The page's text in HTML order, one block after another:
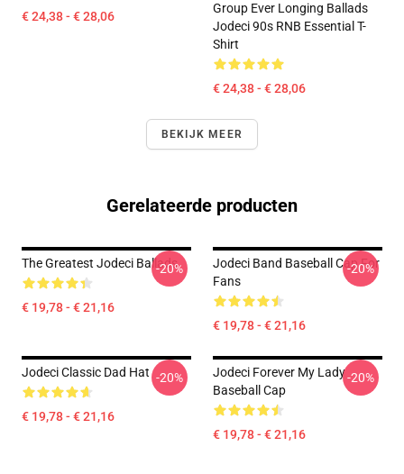
€ 24,38 - € 28,06
Group Ever Longing Ballads
Jodeci 90s RNB Essential T-
Shirt
€ 24,38 - € 28,06
BEKIJK MEER
Gerelateerde producten
The Greatest Jodeci Ballads
€ 19,78 - € 21,16
-20%
Jodeci Band Baseball Cap For
Fans
€ 19,78 - € 21,16
-20%
Jodeci Classic Dad Hat
€ 19,78 - € 21,16
-20%
Jodeci Forever My Lady
Baseball Cap
€ 19,78 - € 21,16
-20%